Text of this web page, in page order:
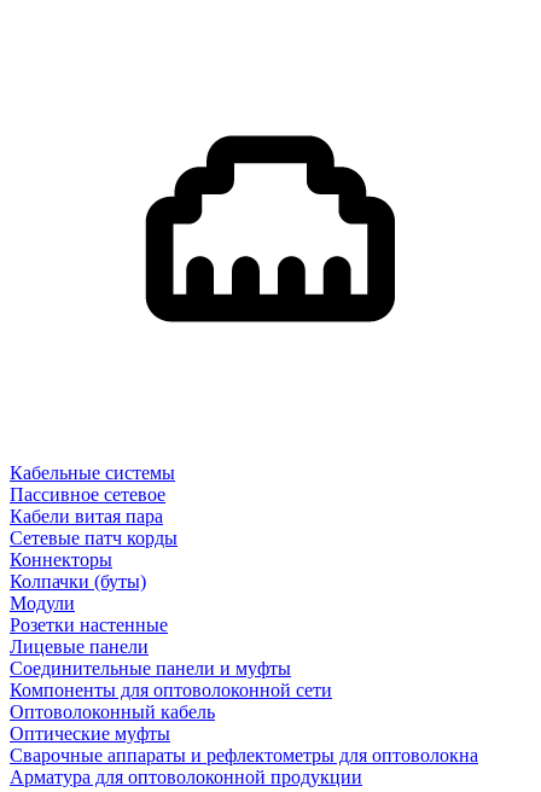
Кабельные системы
Пассивное сетевое
Кабели витая пара
Сетевые патч корды
Коннекторы
Колпачки (буты)
Модули
Розетки настенные
Лицевые панели
Соединительные панели и муфты
Компоненты для оптоволоконной сети
Оптоволоконный кабель
Оптические муфты
Сварочные аппараты и рефлектометры для оптоволокна
Арматура для оптоволоконной продукции